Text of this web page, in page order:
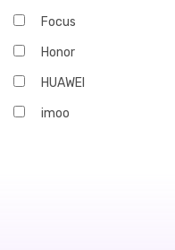
Focus
Honor
HUAWEI
imoo